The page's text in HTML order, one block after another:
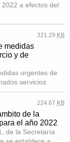
a efectos del
321.29 KB
medidas
y de
urgentes de
servicios
224.67 KB
de la
el año 2022
de la Secretaría